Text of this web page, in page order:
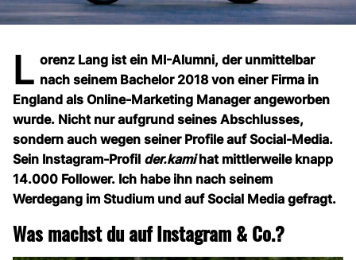
L orenz Lang ist ein MI-Alumni, der unmittelbar
nach seinem Bachelor 2018 von einer Firma in
England als Online-Marketing Manager angeworben
wurde. Nicht nur aufgrund seines Abschlusses,
sondern auch wegen seiner Profile auf Social-Media.
Sein Instagram-Profil der.kamihat mittlerweile knapp
14.000 Follower. Ich habe ihn nach seinem
Werdegang im Studium und auf Social Media gefragt.
Was machst du auf Instagram & Co.?